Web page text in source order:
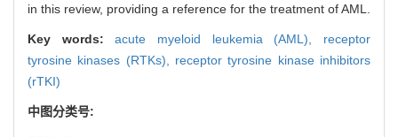
in this review, providing a reference for the treatment of AML.
Key words:acute myeloid leukemia (AML), receptor
tyrosine kinases (RTKs), receptor tyrosine kinase inhibitors
(rTKI)
中图分类号: